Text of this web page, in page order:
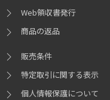
Web領収書発行
商品の返品
販売条件
特定取引に関する表示
個人情報保護について